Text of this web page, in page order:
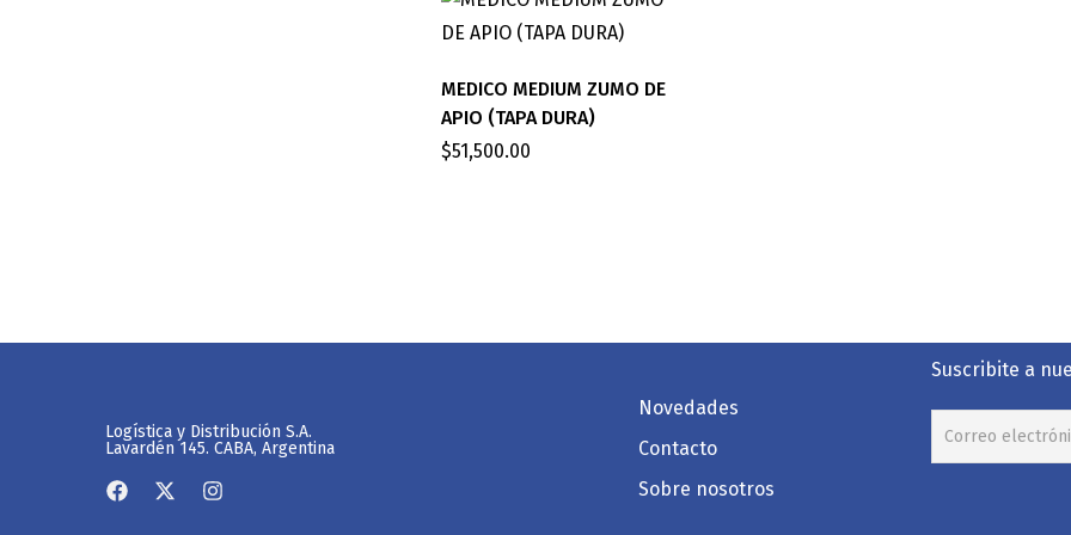
MEDICO MEDIUM ZUMO DE
APIO (TAPA DURA)
$51,500.00
Logística y Distribución S.A.
Lavardén 145. CABA, Argentina
Novedades
Contacto
Sobre nosotros
Suscribite a